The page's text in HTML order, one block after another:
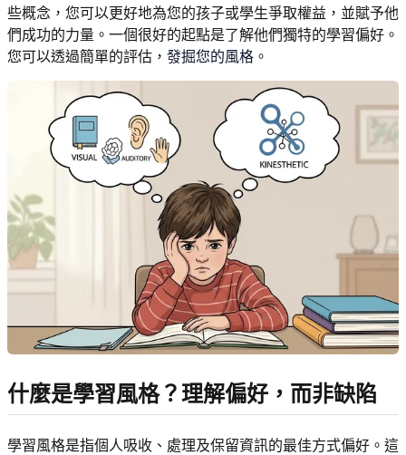
些概念，您可以更好地為您的孩子或學生爭取權益，並賦予他
們成功的力量。一個很好的起點是了解他們獨特的學習偏好。
您可以透過簡單的評估， 發掘您的風格 。
什麼是學習風格？理解偏好，而非缺陷
學習風格是指個人吸收、處理及保留資訊的最佳方式偏好。這